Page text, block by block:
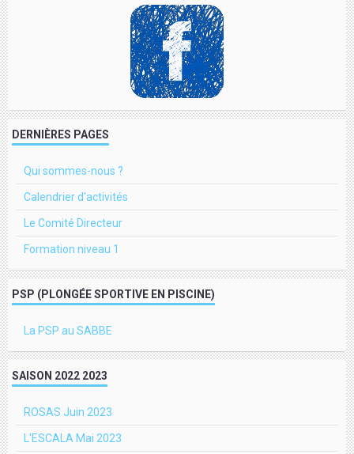
DERNIÈRES PAGES
Qui sommes-nous ?
Calendrier d'activités
Le Comité Directeur
Formation niveau 1
PSP (PLONGÉE SPORTIVE EN PISCINE)
La PSP au SABBE
SAISON 2022 2023
ROSAS Juin 2023
L'ESCALA Mai 2023